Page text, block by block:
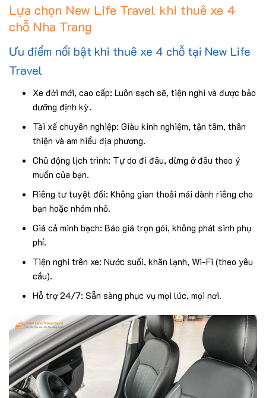
Lựa chọn New Life Travel khi thuê xe 4
chỗ Nha Trang
Ưu điểm nổi bật khi thuê xe 4 chỗ tại New Life
Travel
Xe đời mới, cao cấp: Luôn sạch sẽ, tiện nghi và được bảo
dưỡng định kỳ.
Tài xế chuyên nghiệp: Giàu kinh nghiệm, tận tâm, thân
thiện và am hiểu địa phương.
Chủ động lịch trình: Tự do đi đâu, dừng ở đâu theo ý
muốn của bạn.
Riêng tư tuyệt đối: Không gian thoải mái dành riêng cho
bạn hoặc nhóm nhỏ.
Giá cả minh bạch: Báo giá trọn gói, không phát sinh phụ
phí.
Tiện nghi trên xe: Nước suối, khăn lạnh, Wi-Fi (theo yêu
cầu).
Hỗ trợ 24/7: Sẵn sàng phục vụ mọi lúc, mọi nơi.